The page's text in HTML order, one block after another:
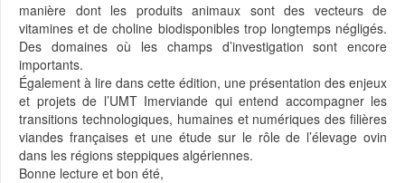
manière dont les produits animaux sont des vecteurs de
vitamines et de choline biodisponibles trop longtemps négligés.
Des domaines où les champs d’investigation sont encore
importants.
Également à lire dans cette édition, une présentation des enjeux
et projets de l’UMT Imerviande qui entend accompagner les
transitions technologiques, humaines et numériques des filières
viandes françaises et une étude sur le rôle de l’élevage ovin
dans les régions steppiques algériennes.
Bonne lecture et bon été,